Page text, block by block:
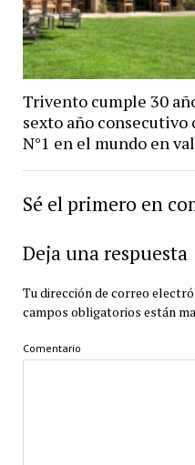
Trivento cumple 30
sexto año
N°1 en el mundo en
Sé el primero en
Deja una respuesta
Tu dirección de correo
campos obligatorios están
Comentario